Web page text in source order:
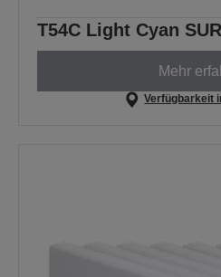
T54C Light Cyan
Mehr
Verfügbarkeit